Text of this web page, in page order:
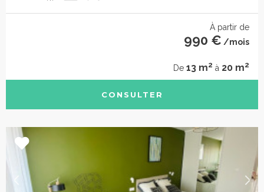
À partir de
990 € /mois
De 13 m2 à 20 m2
CONSULTER